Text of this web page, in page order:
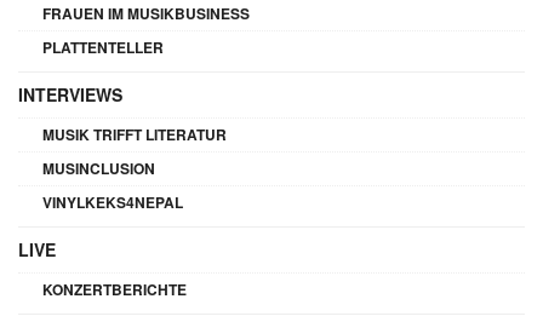
FRAUEN IM MUSIKBUSINESS
PLATTENTELLER
INTERVIEWS
MUSIK TRIFFT LITERATUR
MUSINCLUSION
VINYLKEKS4NEPAL
LIVE
KONZERTBERICHTE